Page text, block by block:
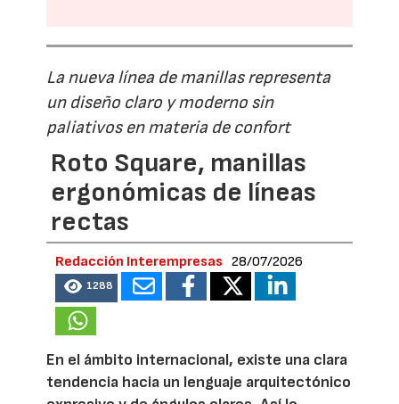
La nueva línea de manillas representa
un diseño claro y moderno sin
paliativos en materia de confort
Roto Square, manillas
ergonómicas de líneas
rectas
Redacción Interempresas 28/07/2026
1288
En el ámbito internacional, existe una clara
tendencia hacia un lenguaje arquitectónico